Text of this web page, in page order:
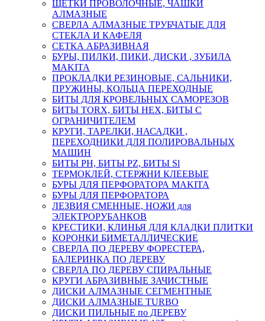
ЩЕТКИ ПРОВОЛОЧНЫЕ, ЧАШКИ
АЛМАЗНЫЕ
СВЕРЛА АЛМАЗНЫЕ ТРУБЧАТЫЕ ДЛЯ
СТЕКЛА И КАФЕЛЯ
СЕТКА АБРАЗИВНАЯ
БУРЫ, ПИЛКИ, ПИКИ, ДИСКИ , ЗУБИЛА
MAKITA
ПРОКЛАДКИ РЕЗИНОВЫЕ, САЛЬНИКИ,
ПРУЖИНЫ, КОЛЬЦА ПЕРЕХОДНЫЕ
БИТЫ ДЛЯ КРОВЕЛЬНЫХ САМОРЕЗОВ
БИТЫ TORX, БИТЫ НЕХ, БИТЫ С
ОГРАНИЧИТЕЛЕМ
КРУГИ, ТАРЕЛКИ, НАСАДКИ ,
ПЕРЕХОДНИКИ ДЛЯ ПОЛИРОВАЛЬНЫХ
МАШИН
БИТЫ PH, БИТЫ PZ, БИТЫ Sl
ТЕРМОКЛЕЙ, СТЕРЖНИ КЛЕЕВЫЕ
БУРЫ ДЛЯ ПЕРФОРАТОРА MAKITA
БУРЫ ДЛЯ ПЕРФОРАТОРА
ЛЕЗВИЯ СМЕННЫЕ, НОЖИ для
ЭЛЕКТРОРУБАНКОВ
КРЕСТИКИ, КЛИНЬЯ ДЛЯ КЛАДКИ ПЛИТКИ
КОРОНКИ БИМЕТАЛЛИЧЕСКИЕ
СВЕРЛА ПО ДЕРЕВУ ФОРЕСТЕРА,
БАЛЕРИНКА ПО ДЕРЕВУ
СВЕРЛА ПО ДЕРЕВУ СПИРАЛЬНЫЕ
КРУГИ АБРАЗИВНЫЕ ЗАЧИСТНЫЕ
ДИСКИ АЛМАЗНЫЕ СЕГМЕНТНЫЕ
ДИСКИ АЛМАЗНЫЕ TURBO
ДИСКИ ПИЛЬНЫЕ по ДЕРЕВУ